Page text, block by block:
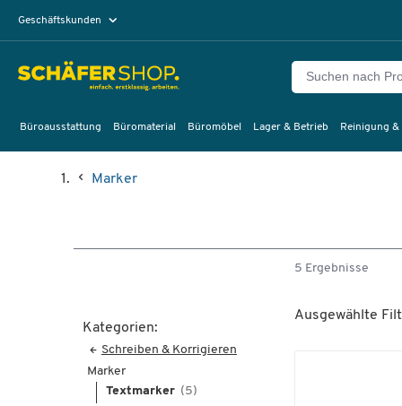
Geschäftskunden
Büroausstattung Büromaterial Büromöbel Lager & Betrieb Reinigung &
Marker
Kategorien:
Schreiben & Korrigieren
Marker
Textmarker (5)
5 Ergebnisse
Ausgewählte